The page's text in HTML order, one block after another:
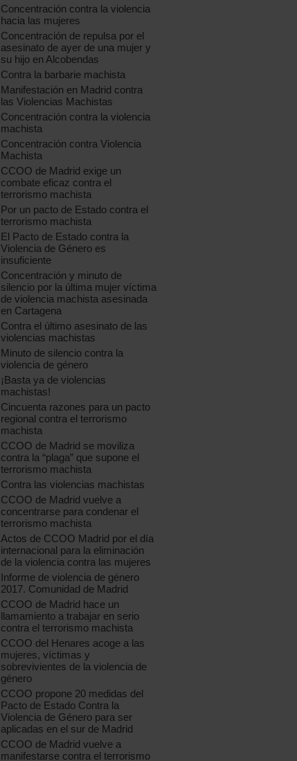
Concentración contra la violencia
hacia las mujeres
Concentración de repulsa por el
asesinato de ayer de una mujer y
su hijo en Alcobendas
Contra la barbarie machista
Manifestación en Madrid contra
las Violencias Machistas
Concentración contra la violencia
machista
Concentración contra Violencia
Machista
CCOO de Madrid exige un
combate eficaz contra el
terrorismo machista
Por un pacto de Estado contra el
terrorismo machista
El Pacto de Estado contra la
Violencia de Género es
insuficiente
Concentración y minuto de
silencio por la última mujer víctima
de violencia machista asesinada
en Cartagena
Contra el último asesinato de las
violencias machistas
Minuto de silencio contra la
violencia de género
¡Basta ya de violencias
machistas!
Cincuenta razones para un pacto
regional contra el terrorismo
machista
CCOO de Madrid se moviliza
contra la “plaga” que supone el
terrorismo machista
Contra las violencias machistas
CCOO de Madrid vuelve a
concentrarse para condenar el
terrorismo machista
Actos de CCOO Madrid por el día
internacional para la eliminación
de la violencia contra las mujeres
Informe de violencia de género
2017. Comunidad de Madrid
CCOO de Madrid hace un
llamamiento a trabajar en serio
contra el terrorismo machista
CCOO del Henares acoge a las
mujeres, víctimas y
sobrevivientes de la violencia de
género
CCOO propone 20 medidas del
Pacto de Estado Contra la
Violencia de Género para ser
aplicadas en el sur de Madrid
CCOO de Madrid vuelve a
manifestarse contra el terrorismo